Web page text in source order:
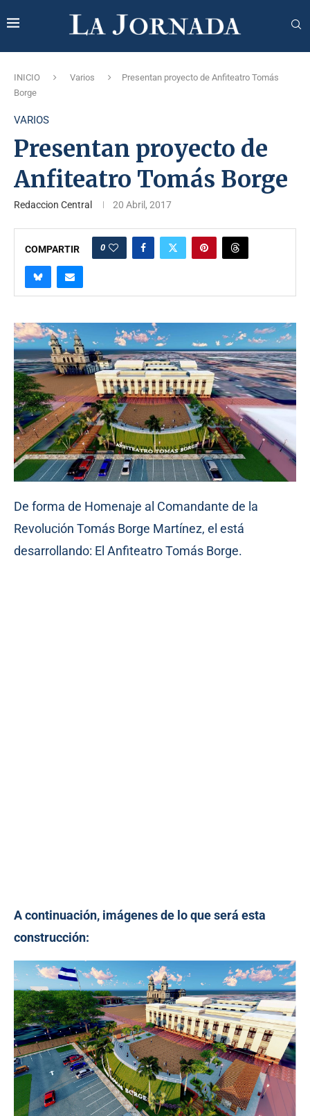
INICIO Varios
Presentan proyecto de Anfiteatro Tomás
Borge
VARIOS
Presentan proyecto de
Anfiteatro Tomás Borge
Redaccion Central 20 Abril, 2017
COMPARTIR 0
De forma de Homenaje al Comandante de la
Revolución Tomás Borge Martínez, el está
desarrollando: El Anfiteatro Tomás Borge.
A continuación, imágenes de lo que será esta
construcción: